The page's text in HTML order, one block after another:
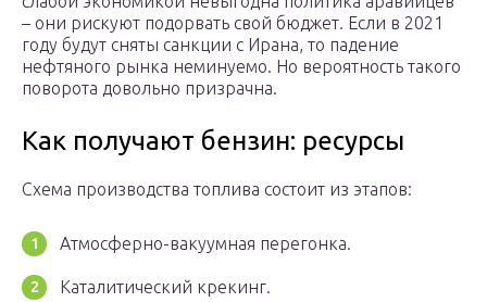
– они рискуют подорвать свой бюджет. Если в 2021
году будут сняты санкции с Ирана, то падение
нефтяного рынка неминуемо. Но вероятность такого
поворота довольно призрачна.
Как получают бензин: ресурсы
Схема производства топлива состоит из этапов:
Атмосферно-вакуумная перегонка.
Каталитический крекинг.